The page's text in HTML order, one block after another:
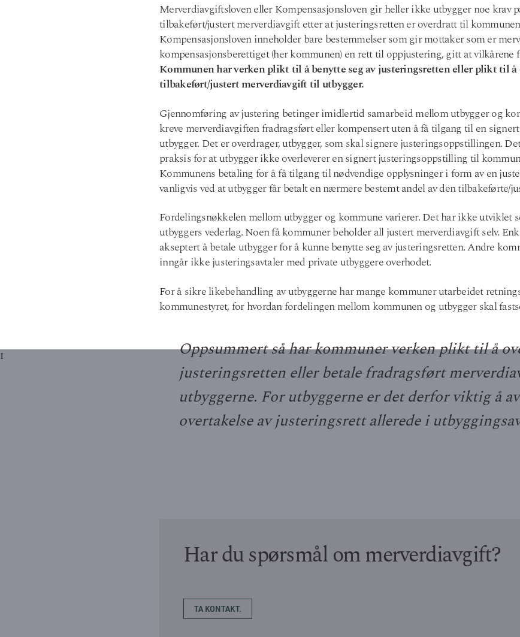
Merverdiavgiftsloven eller Kompensasjonsloven gir heller ikke utbygger noe krav
tilbakeført/justert merverdiavgift etter at justeringsretten er overdratt til
Kompensasjonsloven inneholder bare bestemmelser som gir mottaker som er
kompensasjonsberettiget (her kommunen) en rett til oppjustering, gitt at vilkårene
Kommunen har verken plikt til å benytte seg av justeringsretten eller plikt til å
tilbakeført/justert merverdiavgift til utbygger.
Gjennomføring av justering betinger imidlertid samarbeid mellom utbygger og
kreve merverdiavgiften fradragsført eller kompensert uten å få tilgang til en
utbygger. Det er overdrager, utbygger, som skal signere justeringsoppstillingen.
praksis for at utbygger ikke overleverer en signert justeringsoppstilling til
Kommunens betaling for å få tilgang til nødvendige opplysninger i form av en
vanligvis ved at utbygger får betalt en nærmere bestemt andel av den tilbakeførte/
Fordelingsnøkkelen mellom utbygger og kommune varierer. Det har ikke utviklet
utbyggers vederlag. Noen få kommuner beholder all justert merverdi­avgift selv.
akseptert å betale utbygger for å kunne benytte seg av justeringsretten. Andre
inngår ikke justeringsavtaler med private utbyggere overhodet.
For å sikre likebehandling av utbyggerne har mange kommuner utarbeidet
kommunestyret, for hvordan fordelingen mellom kommunen og utbygger skal
Oppsummert så har kommuner verken plikt til å
justeringsretten eller betale fradragsført
utbyggerne. For utbyggerne er det derfor viktig å
overtakelse av justeringsrett allerede i
Har du spørsmål om merverdiavgift?
TA KONTAKT.
I